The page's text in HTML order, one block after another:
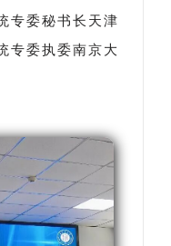
专委秘书长天津
专委执委南京大